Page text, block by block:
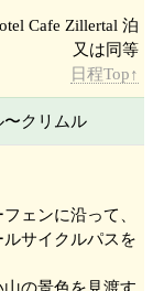
Cafe Zillertal 泊
又は同等
日程Top↑
〜クリムル
フェンに沿って、
ルサイクルパスを